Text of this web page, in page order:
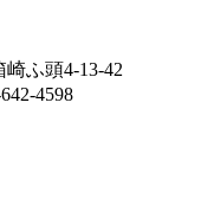
ふ頭4-13-42
4598